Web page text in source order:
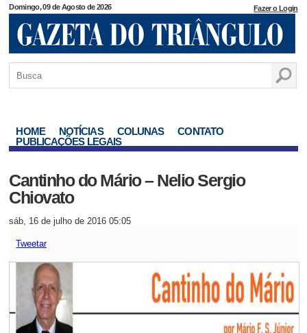
Domingo, 09 de Agosto de 2026 Fazer o Login
HOME NOTÍCIAS COLUNAS
CONTATO
PUBLICAÇÕES LEGAIS
Cantinho do Mário – Nelio Sergio
Chiovato
sáb, 16 de julho de 2016 05:05
Tweetar